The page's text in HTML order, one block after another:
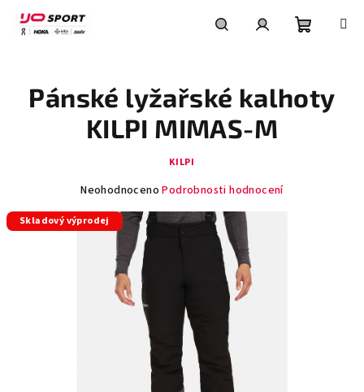
obsah
košík
Pánské lyžařské kalhoty
KILPI MIMAS-M
KILPI
Průměrné
produktu
hvězdiček.
Neohodnoceno Podrobnosti hodnocení
Skladový výprodej